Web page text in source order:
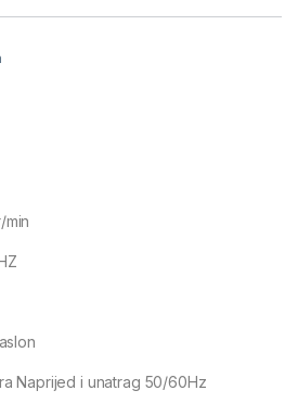
min
Naprijed i unatrag 50/60Hz